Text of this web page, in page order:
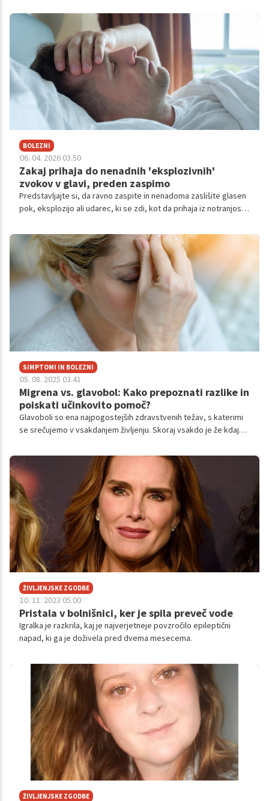
BOLEZNI
06. 04. 2026 03.50
Zakaj prihaja do nenadnih 'eksplozivnih'
zvokov v glavi, preden zaspimo
Predstavljajte si, da ravno zaspite in nenadoma zaslišite glasen
pok, eksplozijo ali udarec, ki se zdi, kot da prihaja iz notranjosti
srce vam razbija, a v prostoru je popolna tišina.
SIMPTOMI IN BOLEZNI
05. 08. 2025 03.41
Migrena vs. glavobol: Kako prepoznati razlike in
poiskati učinkovito pomoč?
Glavoboli so ena najpogostejših zdravstvenih težav, s katerimi
se srečujemo v vsakdanjem življenju. Skoraj vsakdo je že kdaj
pomanjkanju spanca ali dehidraciji.
ŽIVLJENJSKE ZGODBE
10. 11. 2023 05.00
Pristala v bolnišnici, ker je spila preveč vode
Igralka je razkrila, kaj je najverjetneje povzročilo epileptični
napad, ki ga je doživela pred dvema mesecema.
ŽIVLJENJSKE ZGODBE